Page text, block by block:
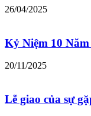
26/04/2025
Kỷ Niệm 10
20/11/2025
Lễ giao của sự